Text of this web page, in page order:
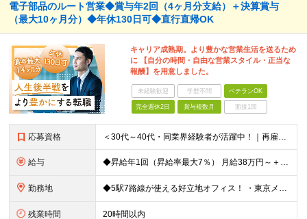
電子部品のルート営業◆賞与年2回（4ヶ月分支給）＋決算賞与
（最大10ヶ月分）◆年休130日可◆直行直帰OK
キャリア成熟期。より豊かな営業生活を送るため
に 【自分の時間・自由な営業スタイル・正当な
報酬】を用意しました。
未経験歓迎 学歴不問 ベテランOK
完全週休2日 賞与複数月 面接1回
応募資格 ＜30代～40代・同業界経験者が活躍中！｜再雇用制度あり＞ ◆半導体・電子部品業界の営業経験をお持ちの方（年数不問） ◆高卒以上 ＼こんな思いをお持ちの方を歓迎します／ □会社のマイクロマネジメ
給与 ◆昇給年1回（昇給率最大7％） 月給38万円～＋賞与年2回（昨年度4ヶ月分支給） ※前職の給与・経験・能力を考慮の上、決定いたします。 ※試用期間3ヶ月（期間中の条件変更なし）
勤務地 ◆5駅7路線が使える好立地オフィス！ ・東京メトロ銀座線「末広町駅」「上野広小路駅」より徒歩約3分 ・JR各線「御徒町駅」より徒歩約4〜6分 ・都営大江戸線「上野御徒町駅」、日比谷線「仲御徒町駅」など
残業時間 20時間以内